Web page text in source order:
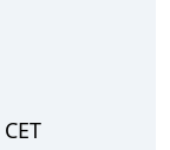
CET